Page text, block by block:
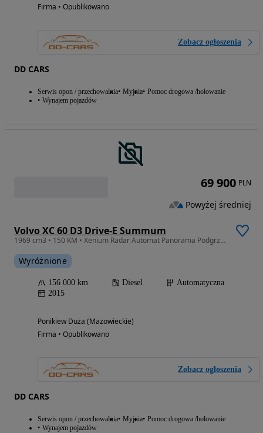
Firma • Opublikowano
Zobacz ogłoszenia
DD CARS
Serwis opon / przechowalnia Myjnia Pomoc drogowa /holowanie
Wynajem pojazdów
Volvo XC 60 D3 Drive-E Summum
1969 cm3 • 150 KM • Xenium Radar Automat Panorama Podgrzewane Fotele Serwis Gwarancja
Wyróżnione
156 000 km Diesel
Automatyczna
2015
Ponikiew Duża (Mazowieckie)
Firma • Opublikowano
Zobacz ogłoszenia
DD CARS
Serwis opon / przechowalnia Myjnia Pomoc drogowa /holowanie
Wynajem pojazdów
69 900 PLN
Powyżej średniej